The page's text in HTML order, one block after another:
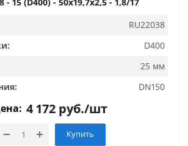
RU22038
D400
25 мм
DN150
4 172руб./шт
Купить